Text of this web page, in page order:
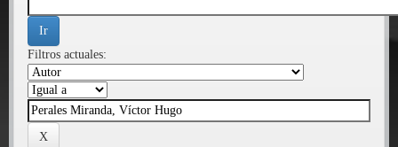
Filtros actuales: